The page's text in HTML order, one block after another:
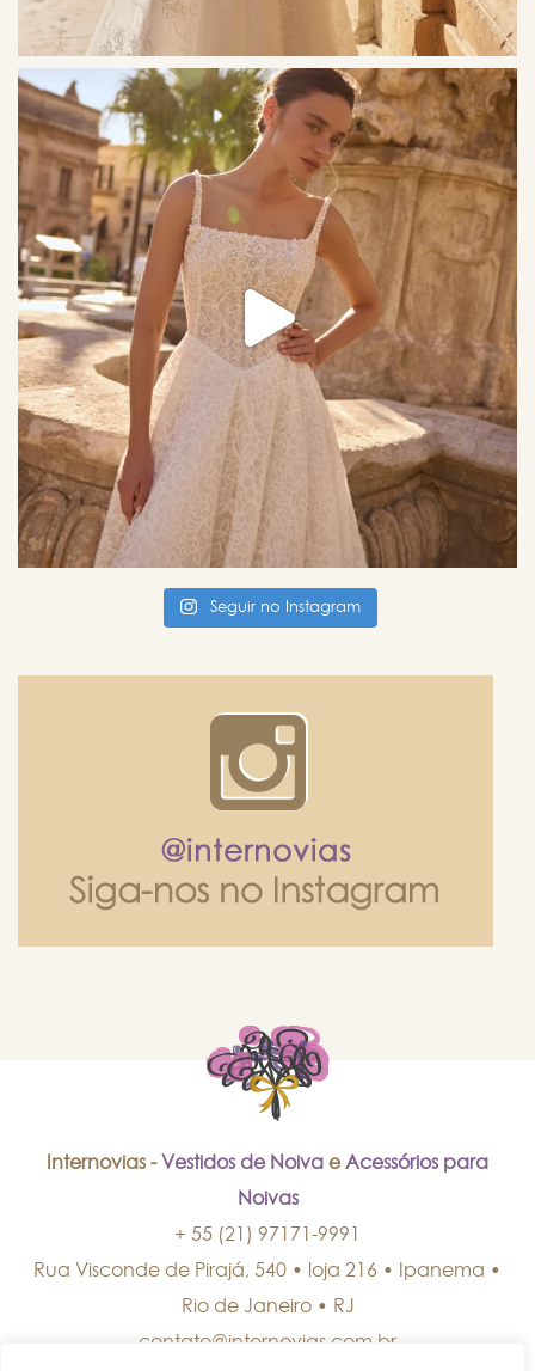
Seguir no Instagram
Internovias - Vestidos de Noiva eAcessórios para
Noivas
+ 55 (21) 97171-9991
Rua Visconde de Pirajá, 540 • loja 216 • Ipanema •
Rio de Janeiro• RJ
contato@internovias.com.br